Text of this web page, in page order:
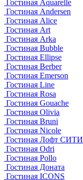
Гостиная Aquarelle
Гостиная Andersen
Гостиная Alice
Гостиная Art
Гостиная Arka
Гостиная Bubble
Гостиная Ellipse
Гостиная Berber
Гостиная Emerson
Гостиная Line
Гостиная Rosa
Гостиная Gouache
Гостиная Olivia
Гостиная Bruni
Гостиная Nicole
Гостиная Лофт СИТИ
Гостиная Odri
Гостиная Pollo
Гостиная Доната
Гостиная ICONS